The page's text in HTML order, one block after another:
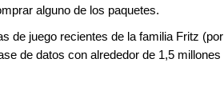
alguno de los paquetes.
de juego recientes de la familia Fritz (por
de datos con alrededor de 1,5 millones